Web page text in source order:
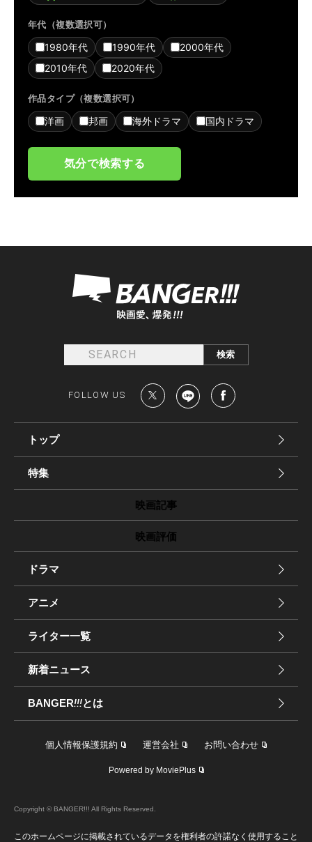
年代（複数選択可）
1980年代 1990年代
2000年代
2010年代
2020年代
作品タイプ（複数選択可）
洋画 邦画 海外ドラマ 国内ドラマ
気分で検索する
FOLLOW US
トップ
特集
映画記事
映画評価
ドラマ
アニメ
ライター一覧
新着ニュース
BANGER!!!とは
個人情報保護規約 運営会社 お問い合わせ
Powered by MoviePlus
Copyright © BANGER!!! All Rights Reserved.
このホームページに掲載されているデータを権利者の許諾なく使用すること